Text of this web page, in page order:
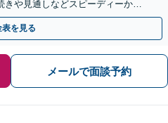
や見通しなどスピーディーかつ
日・夜間面談可】
表を見る
メールで面談予約